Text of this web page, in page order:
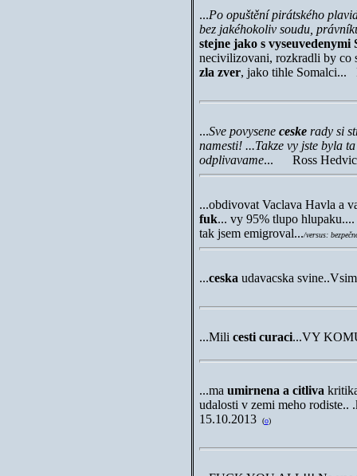
...Po opuštění pirátského
bez jakéhokoliv soudu,
stejne jako s vyseuvedenymi
necivilizovani, rozkradli by co
zla zver, jako tihle Somalci...
...Sve povysene ceskerady si
namesti! ...Takze vy jste byla
odplivavame... Ross
...obdivovat Vaclava Havla a
fuk... vy 95% tlupo hlupaku....
tak jsem emigroval.../versus:
...ceska udavacska svine..
...Mili cesti curaci...VY
...ma umirnena a citliva
udalosti v zemi meho rodiste..
15.10.2013
(o)